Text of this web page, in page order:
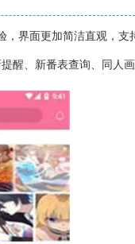
，界面更加简洁直观，
醒、新番表查询、同人